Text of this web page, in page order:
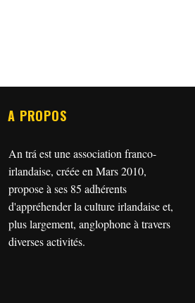
A PROPOS
An trá est une association franco-
irlandaise, créée en Mars 2010,
propose à ses 85 adhérents
d'appréhender la culture irlandaise et,
plus largement, anglophone à travers
diverses activités.